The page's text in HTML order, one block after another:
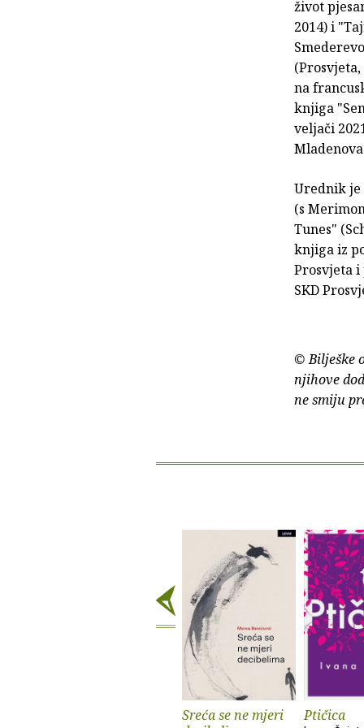
život
2014) i
na
knjiga
veljači
Urednik je
(s
Tunes"
knjiga iz
Prosvjeta
SKD
© Bilješke
njihove
ne smiju
Sreća se ne mjeri
Ptičica